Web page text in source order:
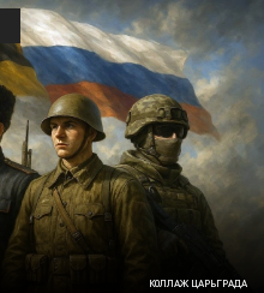
КОЛЛАЖ ЦАРЬГРАДА